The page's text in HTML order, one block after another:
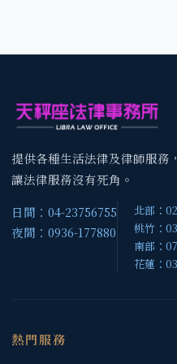
提供各種生活法律及律師服務
讓法律服務沒有死角。
日間：04-23756755
夜間：0936-177880
北部：
桃竹：
南部：
花蓮：
熱門服務